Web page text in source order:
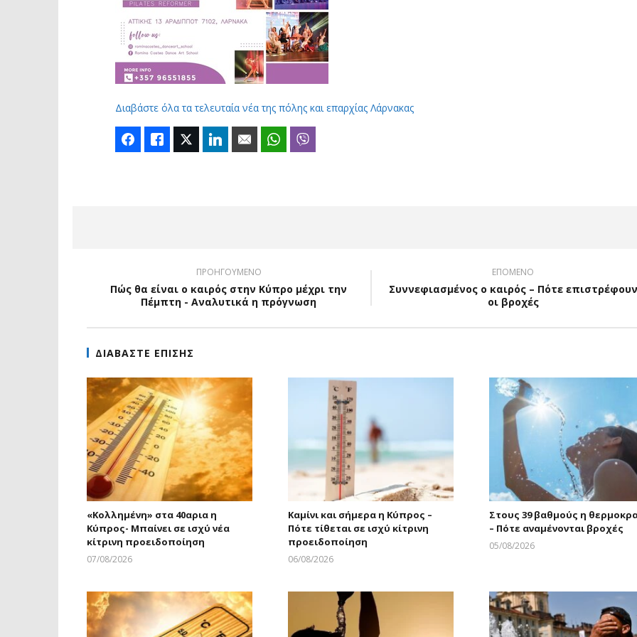
Διαβάστε όλα τα τελευταία νέα της πόλης και επαρχίας Λάρνακας
FacebookLike Twitter LinkedIn Email WhatsApp
ΠΡΟΗΓΟΥΜΕΝΟ
Πώς θα είναι ο καιρός στην Κύπρο μέχρι την
Πέμπτη - Αναλυτικά η πρόγνωση
ΕΠΟΜΕΝΟ
Συννεφιασμένος ο καιρός – Πότε επιστρέφουν
οι βροχές
ΔΙΑΒΑΣΤΕ ΕΠΙΣΗΣ
«Κολλημένη» στα 40αρια η
Κύπρος- Μπαίνει σε ισχύ νέα
κίτρινη προειδοποίηση
07/08/2026
Καμίνι και σήμερα η Κύπρος –
Πότε τίθεται σε ισχύ κίτρινη
προειδοποίηση
06/08/2026
Στους 39 βαθμούς η
– Πότε αναμένονται βροχές
05/08/2026